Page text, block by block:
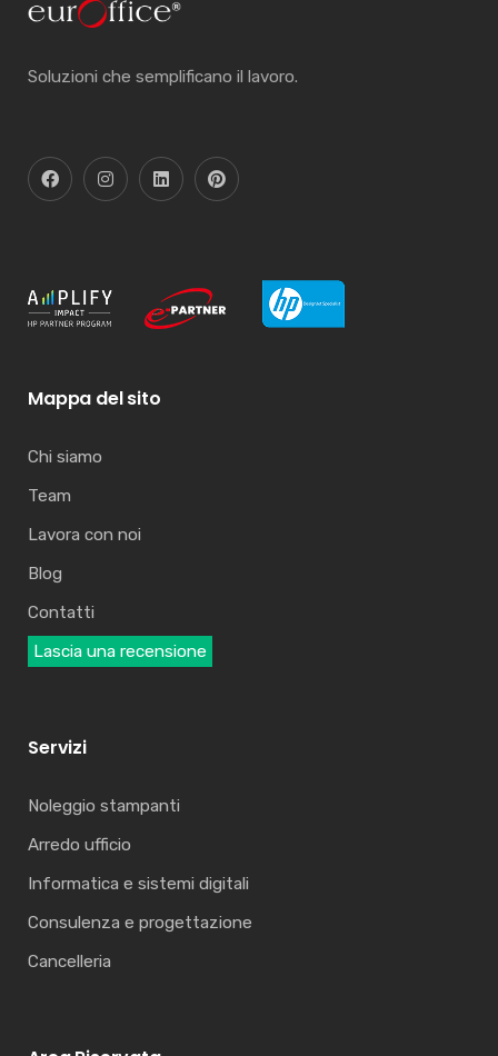
Soluzioni che semplificano il lavoro.
Mappa del sito
Chi siamo
Team
Lavora con noi
Blog
Contatti
Lascia una recensione
Servizi
Noleggio stampanti
Arredo ufficio
Informatica e sistemi digitali
Consulenza e progettazione
Cancelleria